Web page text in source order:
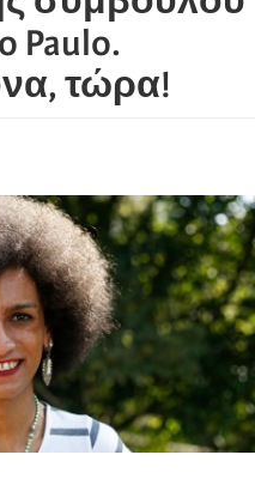
Paulo.
τώρα!